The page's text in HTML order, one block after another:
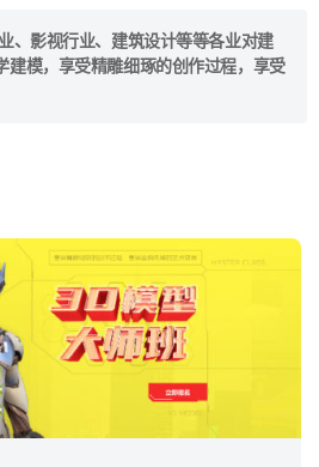
、影视行业、建筑设计等等各业对建
建模，享受精雕细琢的创作过程，享受